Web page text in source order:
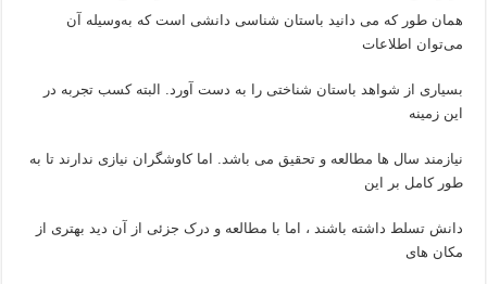
همان طور که می دانید باستان‌ شناسی دانشی است که به‌وسیله آن
می‌توان اطلاعات
بسیاری از شواهد باستان‌ شناختی را به دست آورد. البته کسب تجربه در
این زمینه
نیازمند سال ها مطالعه و تحقیق می باشد. اما کاوشگران نیازی ندارند تا به
طور کامل بر این
دانش تسلط داشته باشند ، اما با مطالعه و درک جزئی از آن دید بهتری از
مکان های